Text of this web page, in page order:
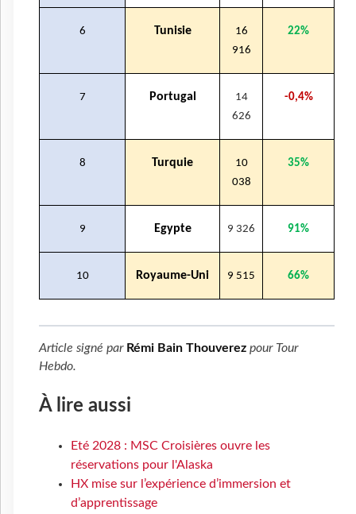
6 Tunisie
16
916
22%
7 Portugal
14
626
-0,4%
8 Turquie
10
038
35%
9 Egypte 9 326 91%
10 Royaume-Uni 9 515 66%
Article signé par Rémi Bain Thouverez pour Tour
Hebdo.
À lire aussi
Eté 2028 : MSC Croisières ouvre les
réservations pour l'Alaska
HX mise sur l’expérience d’immersion et
d’apprentissage